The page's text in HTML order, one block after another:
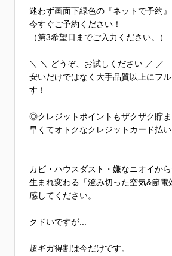
迷わず画面下緑色の『ネットで予約
今すぐご予約ください！
（第3希望日までご入力ください。）
＼ ＼ どうぞ、お試しください ／ ／
安いだけではなく大手品質以上にフ
す！
◎クレジットポイントもザクザク貯ま
早くてオトクなクレジットカード払
カビ・ハウスダスト・嫌なニオイから
生まれ変わる「澄み切った空気&節電
感してください。
クドいですが...
超ギガ得割は今だけです。